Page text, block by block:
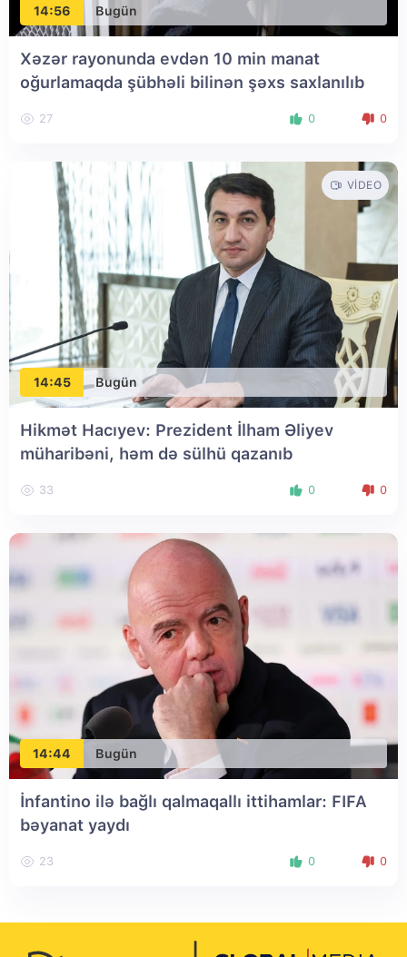
14:56 Bugün
Xəzər rayonunda evdən 10 min manat
oğurlamaqda şübhəli bilinən şəxs saxlanılıb
27 0 0
14:45 Bugün
VIDEO
Hikmət Hacıyev: Prezident İlham Əliyev
müharibəni, həm də sülhü qazanıb
33 0 0
14:44 Bugün
İnfantino ilə bağlı qalmaqallı ittihamlar: FIFA
bəyanat yaydı
23 0 0